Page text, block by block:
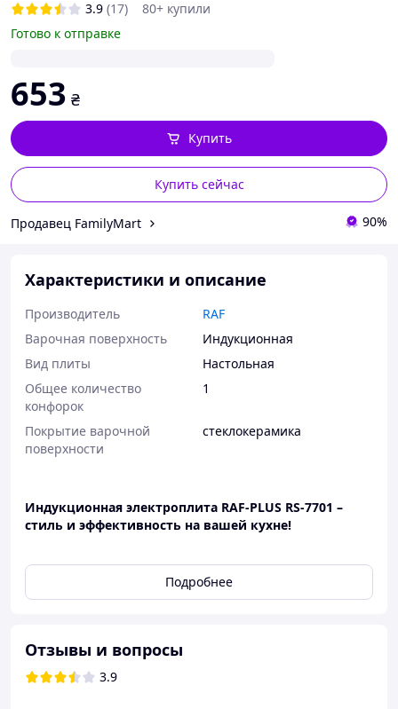
3.9 (17)
80+ купили
Готово к отправке
653 ₴
Купить сейчас
Купить
Продавец FamilyMart 90%
Характеристики и описание
Производитель
RAF
Варочная поверхность
Индукционная
Вид плиты
Настольная
Общее количество
конфорок
1
Покрытие варочной
поверхности
стеклокерамика
Индукционная электроплита RAF-PLUS RS-7701 –
стиль и эффективность на вашей кухне!
Подробнее
Отзывы и вопросы
3.9